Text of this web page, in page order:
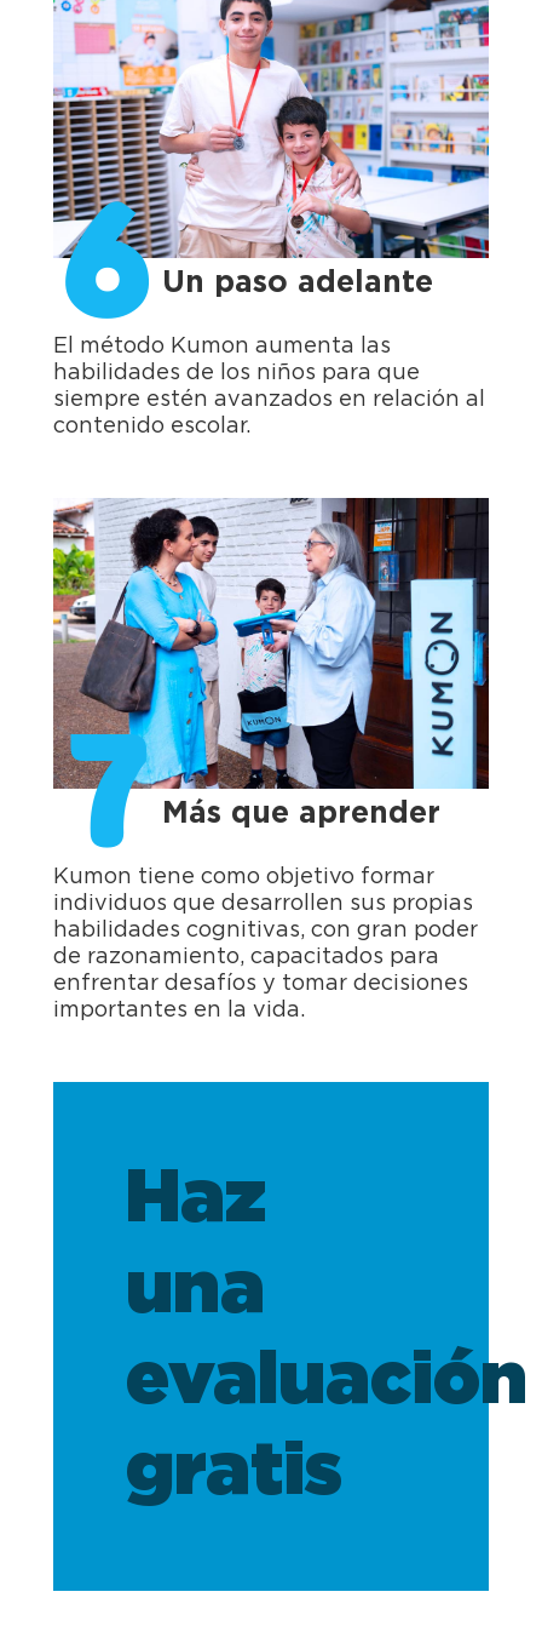
6 Un paso adelante
El método Kumon aumenta las
habilidades de los niños para que
siempre estén avanzados en relación al
contenido escolar.
7 Más que aprender
Kumon tiene como objetivo formar
individuos que desarrollen sus propias
habilidades cognitivas, con gran poder
de razonamiento, capacitados para
enfrentar desafíos y tomar decisiones
importantes en la vida.
Haz
una
evaluación
gratis